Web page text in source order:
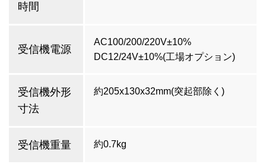
時間
受信機電源
AC100/200/220V±10%
DC12/24V±10%(工場オプション)
受信機外形
寸法
約205x130x32mm(突起部除く)
受信機重量 約0.7kg